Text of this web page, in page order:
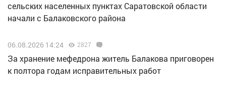
сельских населенных пунктах Саратовской области
начали с Балаковского района
06.08.2026 14:24 2827
За хранение мефедрона житель Балакова приговорен
к полтора годам исправительных работ